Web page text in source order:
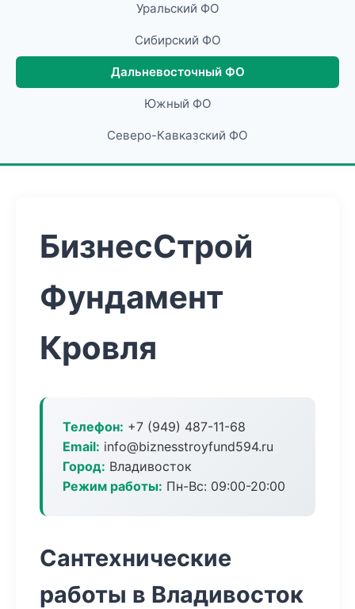
Уральский ФО
Сибирский ФО
Дальневосточный ФО
Южный ФО
Северо-Кавказский ФО
БизнесСтрой
Фундамент
Кровля
Телефон: +7 (949) 487-11-68
Email: info@biznesstroyfund594.ru
Город: Владивосток
Режим работы: Пн-Вс: 09:00-20:00
Сантехнические
работы в Владивосток